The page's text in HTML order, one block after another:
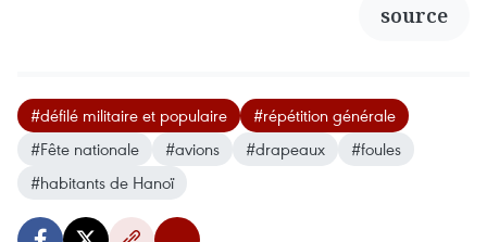
source
#défilé militaire et populaire
#répétition générale
#Fête nationale
#avions #drapeaux
#foules
#habitants de Hanoï